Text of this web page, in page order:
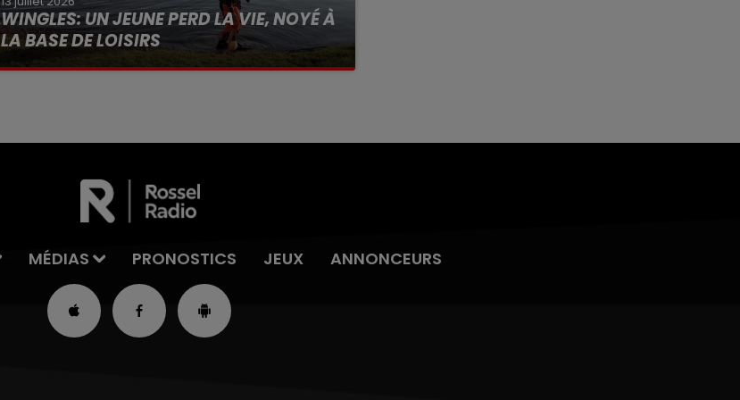
WINGLES: UN JEUNE PERD LA VIE, NOYÉ À
LA BASE DE LOISIRS
La victime a coulé à pic
MÉDIAS PRONOSTICS JEUX ANNONCEURS